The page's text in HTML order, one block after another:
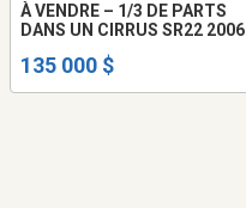
À VENDRE – 1/3 DE PARTS
DANS UN CIRRUS SR22 2006
135 000 $